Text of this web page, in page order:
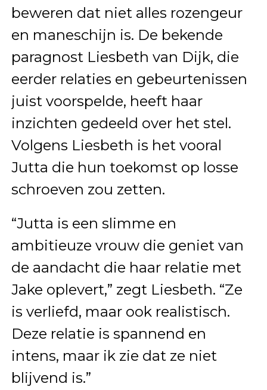
beweren dat niet alles rozengeur
en maneschijn is. De bekende
paragnost Liesbeth van Dijk, die
eerder relaties en gebeurtenissen
juist voorspelde, heeft haar
inzichten gedeeld over het stel.
Volgens Liesbeth is het vooral
Jutta die hun toekomst op losse
schroeven zou zetten.
“Jutta is een slimme en
ambitieuze vrouw die geniet van
de aandacht die haar relatie met
Jake oplevert,” zegt Liesbeth. “Ze
is verliefd, maar ook realistisch.
Deze relatie is spannend en
intens, maar ik zie dat ze niet
blijvend is.”